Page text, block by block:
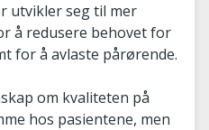
utvikler seg til mer
å redusere behovet for
for å avlaste pårørende.
om kvaliteten på
hos pasientene, men